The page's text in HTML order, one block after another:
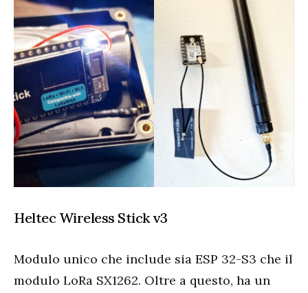
Heltec Wireless Stick v3
Modulo unico che include sia ESP 32-S3 che il
modulo LoRa SX1262. Oltre a questo, ha un